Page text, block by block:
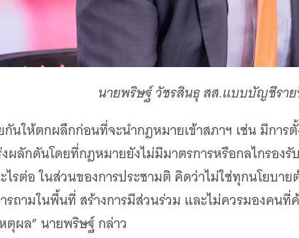
นายพริษฐ์ วัชรสินธุ สส.แบบบัญชีรา
กันให้ตกผลึกก่อนที่จะนำกฎหมายเข้าสภาฯ เช่น มีกา
ผลักดันโดยที่กฎหมายยังไม่มีมาตรการหรือกลไกรอ
รต่อ ในส่วนของการประชามติ คิดว่าไม่ใช่ทุกนโยบาย
รถามในพื้นที่ สร้างการมีส่วนร่วม และไม่ควรมองคนที่
ตุผล” นายพริษฐ์ กล่าว